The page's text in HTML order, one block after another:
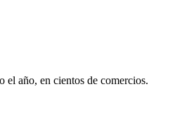
el año, en cientos de comercios.